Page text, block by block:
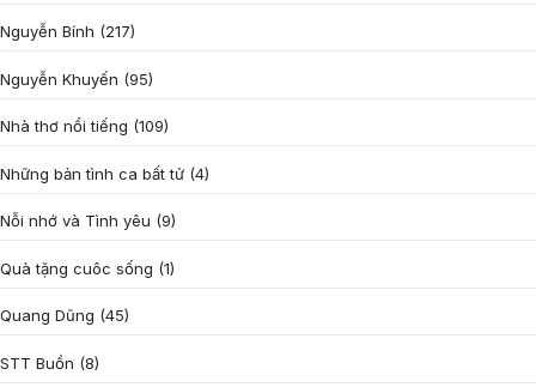
Nguyễn Bính (217)
Nguyễn Khuyến (95)
Nhà thơ nổi tiếng (109)
Những bản tình ca bất tử (4)
Nỗi nhớ và Tình yêu (9)
Quà tặng cuôc sống (1)
Quang Dũng (45)
STT Buồn (8)